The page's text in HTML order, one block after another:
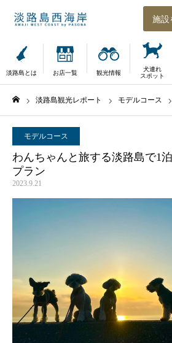
施設
淡路島とは お店一覧 観光情報
犬連れ
スポット
淡路島観光レポート モデルコース
モデルコース
わんちゃんと旅する淡路島で1
プラン
2023.9.21